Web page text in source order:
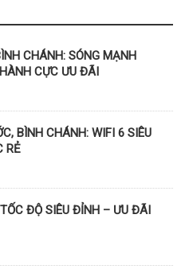
CHÁNH: SÓNG MẠNH
CỰC ƯU ĐÃI
BÌNH CHÁNH: WIFI 6 SIÊU
RẺ
ĐỘ SIÊU ĐỈNH – ƯU ĐÃI